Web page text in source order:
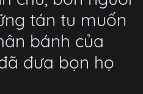
tán tu muốn
bánh của
đưa bọn họ